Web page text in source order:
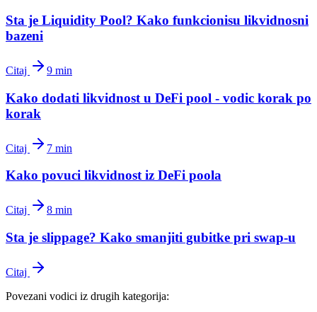
Sta je Liquidity Pool? Kako funkcionisu likvidnosni
bazeni
Citaj 9 min
Kako dodati likvidnost u DeFi pool - vodic korak po
korak
Citaj 7 min
Kako povuci likvidnost iz DeFi poola
Citaj 8 min
Sta je slippage? Kako smanjiti gubitke pri swap-u
Citaj
Povezani vodici iz drugih kategorija: